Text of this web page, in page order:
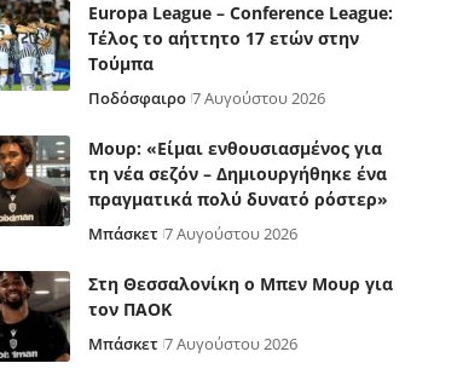
Europa League – Conference League:
Τέλος το αήττητο 17 ετών στην
Τούμπα
Ποδόσφαιρο 7 Αυγούστου 2026
Μουρ: «Είμαι ενθουσιασμένος για
τη νέα σεζόν – Δημιουργήθηκε ένα
πραγματικά πολύ δυνατό ρόστερ»
Μπάσκετ 7 Αυγούστου 2026
Στη Θεσσαλονίκη ο Μπεν Μουρ για
τον ΠΑΟΚ
Μπάσκετ 7 Αυγούστου 2026